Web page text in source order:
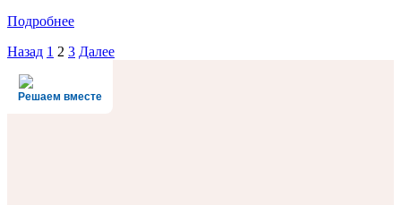
Подробнее
Навигация
по
записям
Назад 1 2 3 Далее
Решаем вместе